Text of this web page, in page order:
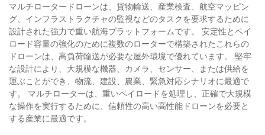
マルチロータードローンは、貨物輸送、産業検査、航空マッピン
グ、インフラストラクチャの監視などのタスクを要求するために
設計された強力で重い航海プラットフォームです。 安定性とペイ
ロード容量の強化のために複数のローターで構築されたこれらの
ドローンは、高負荷輸送が必要な屋外環境で優れています。 堅牢
な設計により、大規模な機器、カメラ、センサー、または供給を
運ぶことができ、物流、建設、農業、緊急対応シナリオに最適で
す。 マルチローターは、重いペイロードを処理し、正確で大規模
な操作を実行するために、信頼性の高い高性能ドローンを必要と
する産業に最適です。